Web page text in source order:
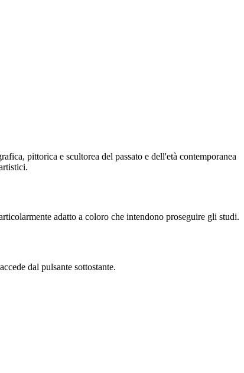
pittorica e scultorea del passato e dell'età contemporanea
adatto a coloro che intendono proseguire gli studi.
dal pulsante sottostante.